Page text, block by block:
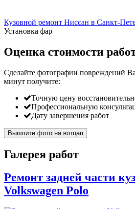
Кузовной ремонт Ниссан в Санкт-
Установка фар
Оценка стоимости
Сделайте фотографии повреждений
минут получите:
Точную цену
Профессиональную
Дату завершения работ
Вышлите фото на вотцап
Галерея работ
Ремонт задней части
Volkswagen Polo